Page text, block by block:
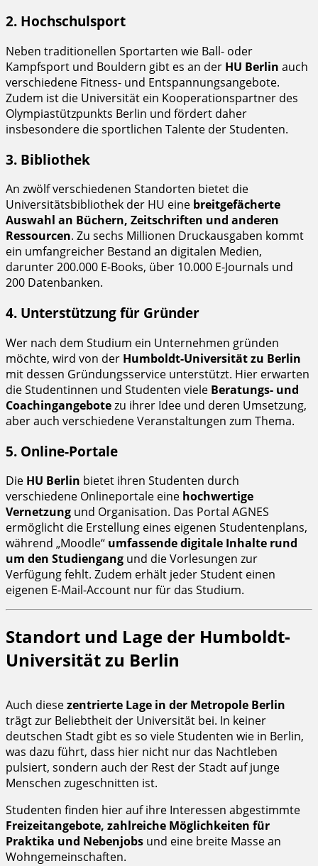
2. Hochschulsport
Neben traditionellen Sportarten wie Ball- oder
Kampfsport und Bouldern gibt es an der HU Berlin auch
verschiedene Fitness- und Entspannungsangebote.
Zudem ist die Universität ein Kooperationspartner des
Olympiastützpunkts Berlin und fördert daher
insbesondere die sportlichen Talente der Studenten.
3. Bibliothek
An zwölf verschiedenen Standorten bietet die
Universitätsbibliothek der HU eine breitgefächerte
Auswahl an Büchern, Zeitschriften und anderen
Ressourcen. Zu sechs Millionen Druckausgaben kommt
ein umfangreicher Bestand an digitalen Medien,
darunter 200.000 E-Books, über 10.000 E-Journals und
200 Datenbanken.
4. Unterstützung für Gründer
Wer nach dem Studium ein Unternehmen gründen
möchte, wird von der Humboldt-Universität zu Berlin
mit dessen Gründungsservice unterstützt. Hier erwarten
die Studentinnen und Studenten viele Beratungs- und
Coachingangebotezu ihrer Idee und deren Umsetzung,
aber auch verschiedene Veranstaltungen zum Thema.
5. Online-Portale
Die HU Berlin bietet ihren Studenten durch
verschiedene Onlineportale eine hochwertige
Vernetzung und Organisation. Das Portal AGNES
ermöglicht die Erstellung eines eigenen Studentenplans,
während „Moodle“ umfassende digitale Inhalte rund
um den Studiengang und die Vorlesungen zur
Verfügung fehlt. Zudem erhält jeder Student einen
eigenen E-Mail-Account nur für das Studium.
Standort und Lage der Humboldt-
Universität zu Berlin
Auch diesezentrierte Lage in der Metropole Berlin
trägt zur Beliebtheit der Universität bei. In keiner
deutschen Stadt gibt es so viele Studenten wie in Berlin,
was dazu führt, dass hier nicht nur das Nachtleben
pulsiert, sondern auch der Rest der Stadt auf junge
Menschen zugeschnitten ist.
Studenten finden hier auf ihre Interessen abgestimmte
Freizeitangebote, zahlreiche Möglichkeiten für
Praktika und Nebenjobs und eine breite Masse an
Wohngemeinschaften.